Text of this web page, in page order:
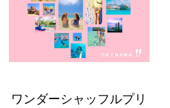
ワンダーシャッフルプリ